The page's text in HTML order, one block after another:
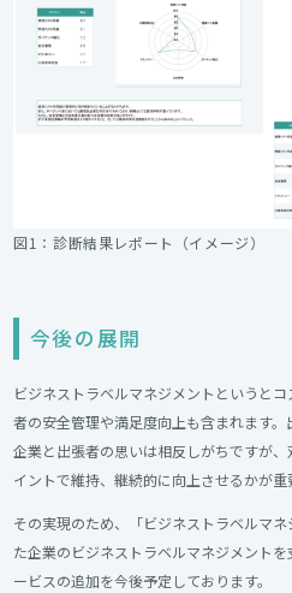
図1：診断結果レポート（イメージ）
今後の展開
ビジネストラベルマネジメントというと
者の安全管理や満足度向上も含まれます。
企業と出張者の思いは相反しがちですが
イントで維持、継続的に向上させるかが重
その実現のため、「ビジネストラベルマ
た企業のビジネストラベルマネジメント
ービスの追加を今後予定しております。